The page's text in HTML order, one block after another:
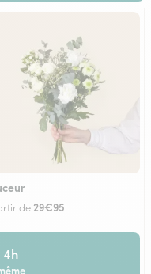
de29€95
4h